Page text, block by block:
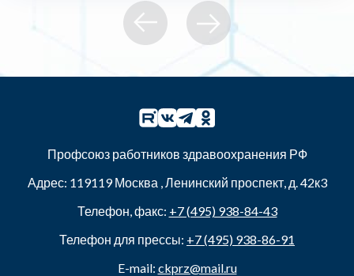
Профсоюз работников здравоохранения РФ
Адрес: 119119Москва ,Ленинский проспект, д. 42к3
Телефон, факс: +7 (495) 938-84-43
Телефон для прессы: +7 (495) 938-86-91
E-mail: ckprz@mail.ru